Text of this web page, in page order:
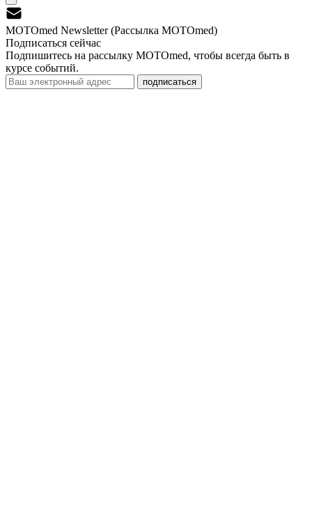
MOTOmed Newsletter (Рассылка MOTOmed)
Подписаться сейчас
Подпишитесь на рассылку MOTOmed, чтобы всегда быть в
курсе событий.
подписаться